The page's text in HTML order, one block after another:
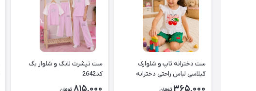
ست دخترانه تاپ و شلوارک
گیلاسی لباس راحتی دخترانه
ست تیشرت لانگ و شلوار بگ
کد2642